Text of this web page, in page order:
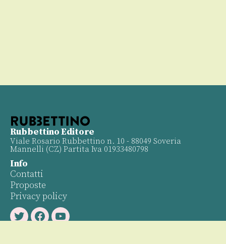
Rubbettino Editore
Viale Rosario Rubbettino n. 10 - 88049 Soveria
Mannelli (CZ) Partita Iva 01933480798
Info
Contatti
Proposte
Privacy policy
TwitterFacebookYoutube